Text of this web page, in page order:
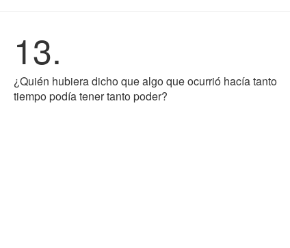
13.
¿Quién hubiera dicho que algo que ocurrió hacía tanto
tiempo podía tener tanto poder?